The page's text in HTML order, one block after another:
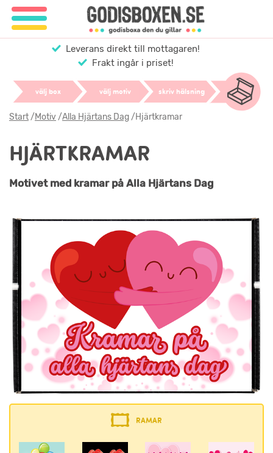
Leverans direkt till mottagaren!
Frakt ingår i priset!
välj box välj motiv skriv hälsning
Start/Motiv/Alla Hjärtans Dag/Hjärtkramar
HJÄRTKRAMAR
Motivet med kramar på Alla Hjärtans Dag
RAMAR